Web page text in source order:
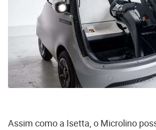
Assim como a Isetta, o Microlino